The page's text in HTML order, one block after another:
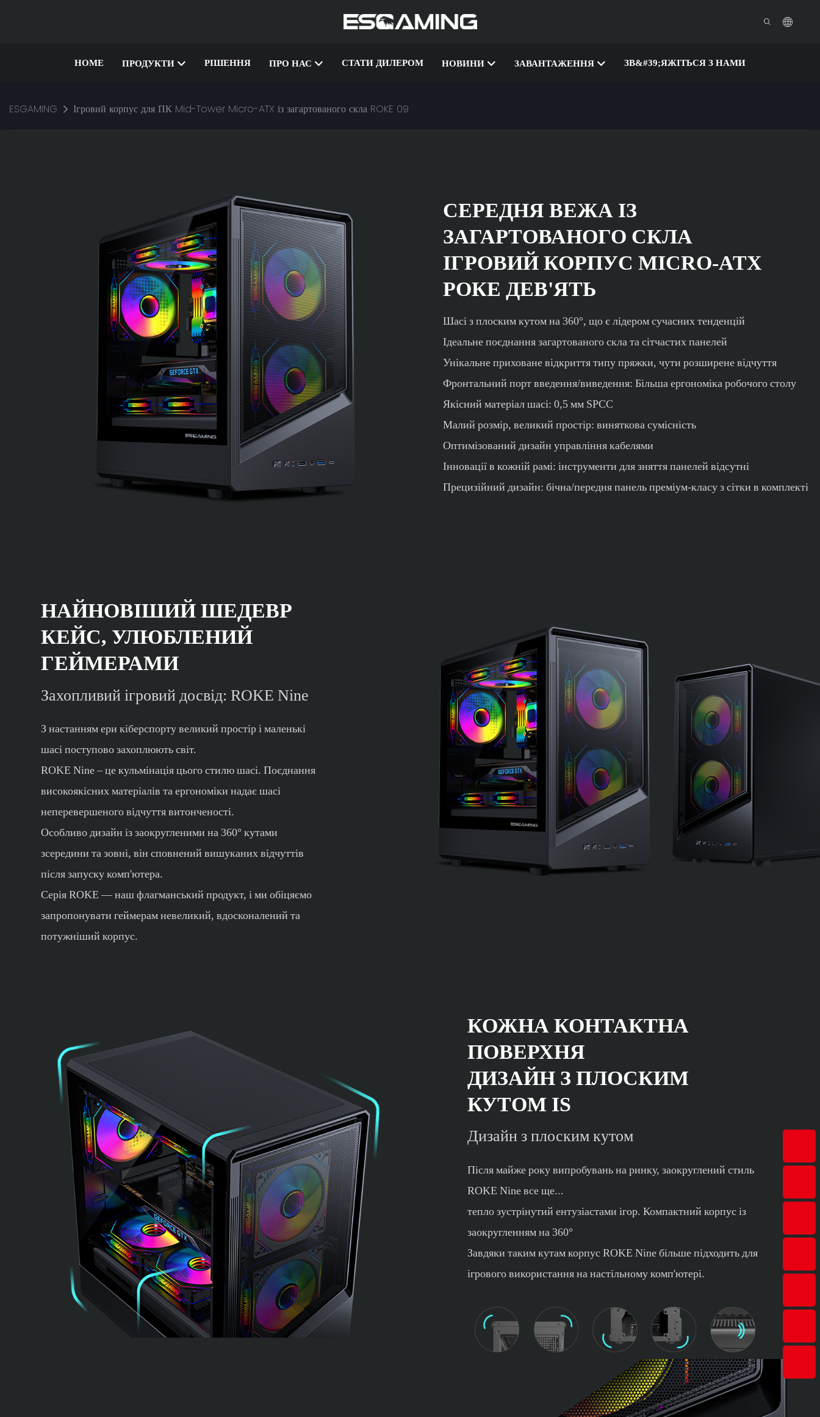
HOME ПРОДУКТИ РІШЕННЯ ПРО НАС СТАТИ ДИЛЕРОМ НОВИНИ ЗАВАНТАЖЕННЯ ЗВ&#39;ЯЖІТЬСЯ З НАМИ
ESGAMING Ігровий корпус для ПК Mid-Tower Micro-ATX із загартованого скла ROKE 09
СЕРЕДНЯ ВЕЖА ІЗ
ЗАГАРТОВАНОГО СКЛА
ІГРОВИЙ КОРПУС MICRO-ATX
РОКЕ ДЕВ'ЯТЬ
Шасі з плоским кутом на 360°, що є лідером сучасних тенденцій
Ідеальне поєднання загартованого скла та сітчастих панелей
Унікальне приховане відкриття типу пряжки, чути розширене відчуття
Фронтальний порт введення/виведення: Більша ергономіка робочого столу
Якісний матеріал шасі: 0,5 мм SPCC
Малий розмір, великий простір: виняткова сумісність
Оптимізований дизайн управління кабелями
Інновації в кожній рамі: інструменти для зняття панелей відсутні
Прецизійний дизайн: бічна/передня панель преміум-класу з сітки в комплекті
НАЙНОВІШИЙ ШЕДЕВР
КЕЙС, УЛЮБЛЕНИЙ
ГЕЙМЕРАМИ
Захопливий ігровий досвід: ROKE Nine
З настанням ери кіберспорту великий простір і маленькі
шасі поступово захоплюють світ.
ROKE Nine – це кульмінація цього стилю шасі. Поєднання
високоякісних матеріалів та ергономіки надає шасі
неперевершеного відчуття витонченості.
Особливо дизайн із заокругленими на 360° кутами
зсередини та зовні, він сповнений вишуканих відчуттів
після запуску комп'ютера.
Серія ROKE — наш флагманський продукт, і ми обіцяємо
запропонувати геймерам невеликий, вдосконалений та
потужніший корпус.
КОЖНА КОНТАКТНА
ПОВЕРХНЯ
ДИЗАЙН З ПЛОСКИМ
КУТОМ IS
Дизайн з плоским кутом
Після майже року випробувань на ринку, заокруглений стиль
ROKE Nine все ще...
тепло зустрінутий ентузіастами ігор. Компактний корпус із
заокругленням на 360°
Завдяки таким кутам корпус ROKE Nine більше підходить для
ігрового використання на настільному комп'ютері.